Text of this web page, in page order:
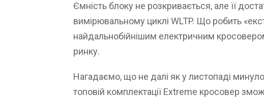
Ємність блоку не розкривається, але її
вимірювальному циклі WLTP. Що робить
найдальнобійнішим електричним
ринку.
Нагадаємо, що не далі як у листопаді
топовій комплектації Extreme кросовер